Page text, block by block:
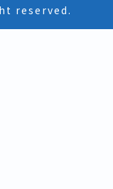
reserved.